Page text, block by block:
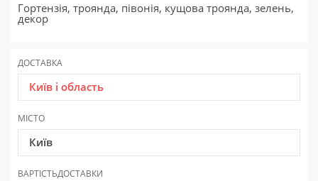
Гортензія, троянда, півонія, кущова троянда, зелень,
декор
ДОСТАВКА
Київ і область
МІСТО
Київ
ВАРТІСТЬДОСТАВКИ